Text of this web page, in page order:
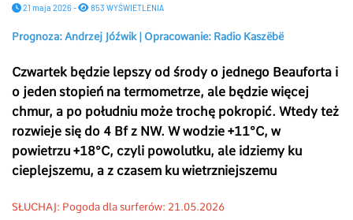
21 maja 2026 - 853 WYŚWIETLENIA
Prognoza: Andrzej Jóźwik | Opracowanie: Radio Kaszëbë
Czwartek będzie lepszy od środy o jednego Beauforta i
o jeden stopień na termometrze, ale będzie więcej
chmur, a po południu może trochę pokropić. Wtedy też
rozwieje się do 4 Bf z NW. W wodzie +11°C, w
powietrzu +18°C, czyli powolutku, ale idziemy ku
cieplejszemu, a z czasem ku wietrzniejszemu
SŁUCHAJ: Pogoda dla surferów: 21.05.2026